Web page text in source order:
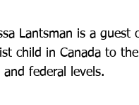
Lantsman is a
child in Canada to
and federal levels.